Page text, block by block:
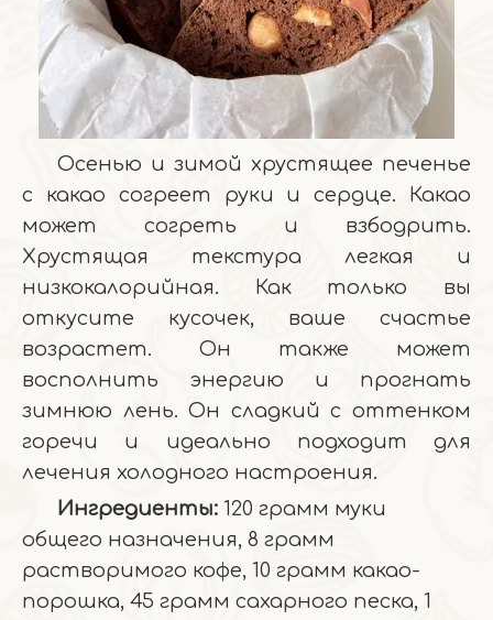
Осенью и зимой хрустящее печенье
с какао согреет руки и сердце. Какао
может согреть и взбодрить.
Хрустящая текстура легкая и
низкокалорийная. Как только вы
откусите кусочек, ваше счастье
возрастет. Он также может
восполнить энергию и прогнать
зимнюю лень. Он сладкий с оттенком
горечи и идеально подходит для
лечения холодного настроения.
Ингредиенты: 120 грамм муки
общего назначения, 8 грамм
растворимого кофе, 10 грамм какао-
порошка, 45 грамм сахарного песка, 1